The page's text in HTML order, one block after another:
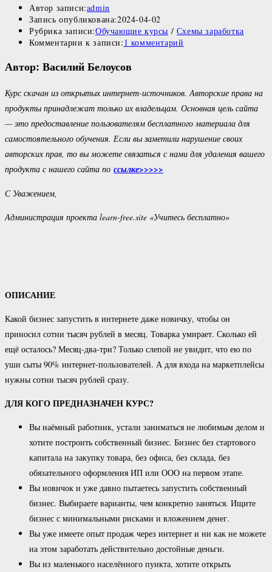
Автор записи:admin
Запись опубликована:2024-04-02
Рубрика записи:Обучающие курсы / Схемы заработка
Комментарии к записи:1 комментарий
Автор: Василий Белоусов
Курс скачан из открытых интернет-источников. Авторские права на
продукты принадлежат только их владельцам. Основная цель сайта
— это предоставление пользователям бесплатного материала для
самостоятельного обучения. Если вы заметили нарушение своих
авторских прав, то вы можете связаться с нами для удаления вашего
продукта с нашего сайта по ссылке>>>>>
С Уважением,
Администрация проекта learn-free.site «Учитесь бесплатно»
ОПИСАНИЕ
Какой бизнес запустить в интернете даже новичку, чтобы он
приносил сотни тысяч рублей в месяц. Товарка умирает. Сколько ей
ещё осталось? Месяц-два-три? Только слепой не увидит, что ею по
уши сыты 90% интернет-пользователей. А для входа на маркетплейсы
нужны сотни тысяч рублей сразу.
ДЛЯ КОГО ПРЕДНАЗНАЧЕН КУРС?
Вы наёмный работник, устали заниматься не любимым делом и
хотите построить собственный бизнес. Бизнес без стартового
капитала на закупку товара, без офиса, без склада, без
обязательного оформления ИП или ООО на первом этапе.
Вы новичок и уже давно пытаетесь запустить собственный
бизнес. Выбираете варианты, чем конкретно заняться. Ищите
бизнес с минимальными рисками и вложением денег.
Вы уже имеете опыт продаж через интернет и ни как не можете
на этом заработать действительно достойные деньги.
Вы из маленького населённого пункта, хотите открыть